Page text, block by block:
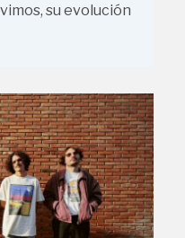
su evolución